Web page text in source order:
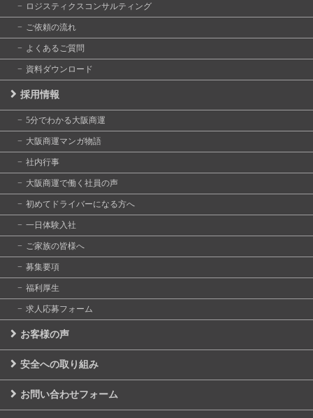
ロジスティクスコンサルティング
ご依頼の流れ
よくあるご質問
資料ダウンロード
採用情報
5分でわかる大阪商運
大阪商運マンガ物語
社内行事
大阪商運で働く社員の声
初めてドライバーになる方へ
一日体験入社
ご家族の皆様へ
募集要項
福利厚生
求人応募フォーム
お客様の声
安全への取り組み
お問い合わせフォーム